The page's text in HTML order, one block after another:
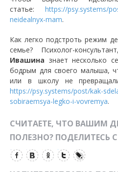
статье: https://psy.systems/
neidealnyx-mam.
Как легко подстроть режим
семье? Психолог-
Ивашина знает несколько
бодрым для своего малыша,
или в школу не
https://psy.systems/post/kak-
sobiraemsya-legko-i-vovremya.
СЧИТАЕТЕ, ЧТО ВАШИМ
ПОЛЕЗНО? ПОДЕЛИТЕСЬ